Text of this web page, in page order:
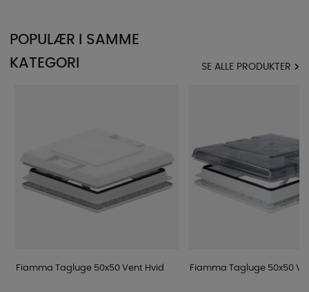
POPULÆR I SAMME
KATEGORI
SE ALLE PRODUKTER
Fiamma Tagluge 50x50 Vent Hvid Fiamma Tagluge 50x50